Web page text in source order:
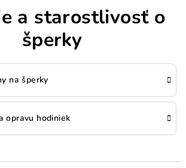
košík
a starostlivosť o
šperky
na šperky
opravu hodiniek